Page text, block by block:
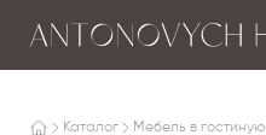
Каталог Мебель в гостиную